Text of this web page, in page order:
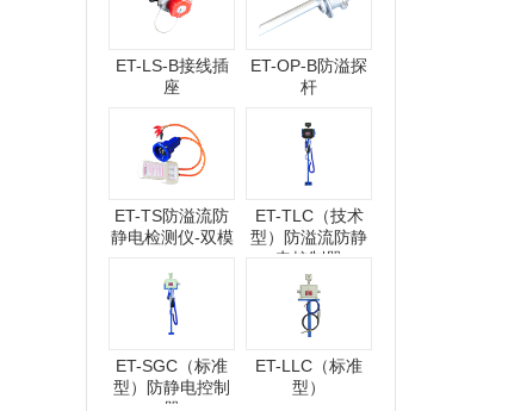
ET-LS-B接线插
座
ET-OP-B防溢探
杆
ET-TS防溢流防
静电检测仪-双模
ET-TLC（技术
型）防溢流防静
电控制器
ET-SGC（标准
型）防静电控制
ET-LLC（标准
型）